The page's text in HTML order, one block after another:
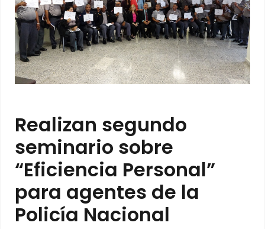
Realizan segundo
seminario sobre
“Eficiencia Personal”
para agentes de la
Policía Nacional